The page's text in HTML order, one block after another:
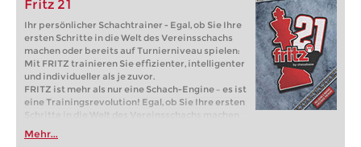
Fritz 21
Ihr persönlicher Schachtrainer - Egal, ob Sie Ihre
ersten Schritte in die Welt des Vereinsschachs
machen oder bereits auf Turnierniveau spielen:
Mit FRITZ trainieren Sie effizienter, intelligenter
und individueller als je zuvor.
FRITZ ist mehr als nur eine Schach-Engine – es ist
eine Trainingsrevolution! Egal, ob Sie Ihre ersten
Schritte in die Welt des Vereinsschachs machen
oder bereits auf Turnierniveau spielen: Mit
FRITZ trainieren Sie effizienter, intelligenter und
Mehr...